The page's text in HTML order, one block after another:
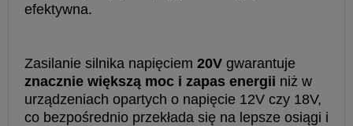
efektywna.
Zasilanie silnika napięciem 20V gwarantuje
znacznie większą moc i zapas energii niż w
urządzeniach opartych o napięcie 12V czy 18V,
co bezpośrednio przekłada się na lepsze osiągi i